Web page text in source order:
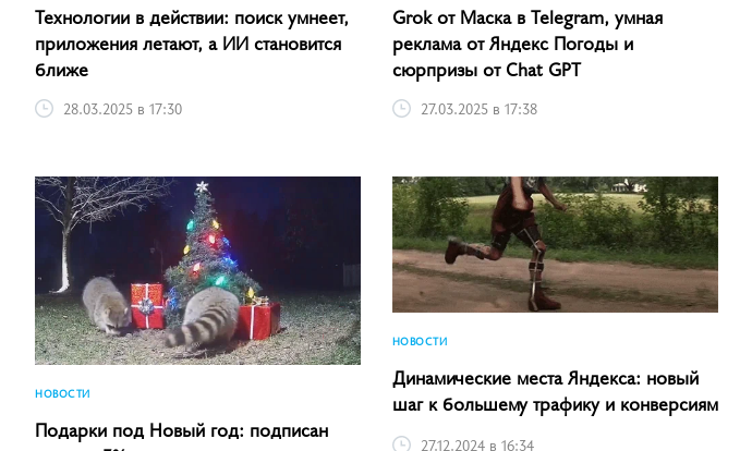
Технологии в действии: поиск умнеет,
приложения летают, а ИИ становится
ближе
28.03.2025 в 17:30
Grok от Маска в Telegram, умная
реклама от Яндекс Погоды и
сюрпризы от Chat GPT
27.03.2025 в 17:38
НОВОСТИ
Подарки под Новый год: подписан
НОВОСТИ
Динамические места Яндекса: новый
шаг к большему трафику и конверсиям
27.12.2024 в 16:34